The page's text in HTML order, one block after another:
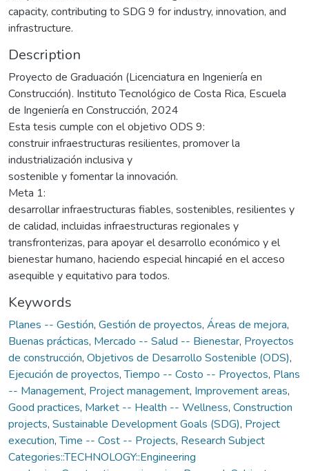
capacity, contributing to SDG 9 for industry, innovation, and
infrastructure.
Description
Proyecto de Graduación (Licenciatura en Ingeniería en
Construcción). Instituto Tecnológico de Costa Rica, Escuela
de Ingeniería en Construcción, 2024
Esta tesis cumple con el objetivo ODS 9:
construir infraestructuras resilientes, promover la
industrialización inclusiva y
sostenible y fomentar la innovación.
Meta 1:
desarrollar infraestructuras fiables, sostenibles, resilientes y
de calidad, incluidas infraestructuras regionales y
transfronterizas, para apoyar el desarrollo económico y el
bienestar humano, haciendo especial hincapié en el acceso
asequible y equitativo para todos.
Keywords
Planes -- Gestión, Gestión de proyectos, Áreas de mejora,
Buenas prácticas, Mercado -- Salud -- Bienestar, Proyectos
de construcción, Objetivos de Desarrollo Sostenible (ODS),
Ejecución de proyectos,Tiempo -- Costo -- Proyectos, Plans
-- Management, Project management, Improvement areas,
Good practices, Market -- Health -- Wellness, Construction
projects, Sustainable Development Goals (SDG), Project
execution,Time -- Cost -- Projects, Research Subject
Categories::TECHNOLOGY::Engineering